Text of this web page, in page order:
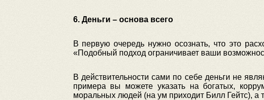
6. Деньги – основа всего
В первую очередь нужно осознать, что это
«Подобный подход ограничивает ваши
В действительности сами по себе деньги не
примера вы можете указать на богатых,
моральных людей (на ум приходит Билл Гейтс),